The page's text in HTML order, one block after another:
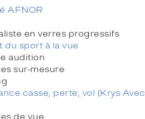
AFNOR
en verres progressifs
du sport à la vue
audition
sur-mesure
casse, perte, vol (Krys Avec
de vue